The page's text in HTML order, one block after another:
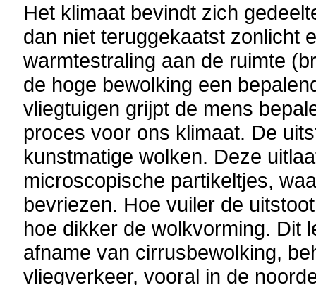
Het klimaat bevindt zich
dan niet teruggekaatst zonlicht
warmtestraling aan de ruimte
de hoge bewolking een
vliegtuigen grijpt de mens
proces voor ons klimaat. De
kunstmatige wolken. Deze
microscopische partikeltjes,
bevriezen. Hoe vuiler de
hoe dikker de wolkvorming. Dit
afname van cirrusbewolking,
vliegverkeer, vooral in de